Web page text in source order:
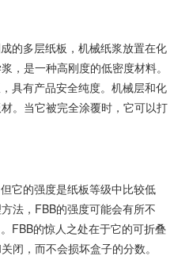
的多层纸板，机械纸浆放置在化
，是一种高刚度的低密度材料。
具有产品安全纯度。机械层和化
。当它被完全涂覆时，它可以打
它的强度是纸板等级中比较低
法，FBB的强度可能会有所不
FBB的惊人之处在于它的可折叠
闭，而不会损坏盒子的分数。